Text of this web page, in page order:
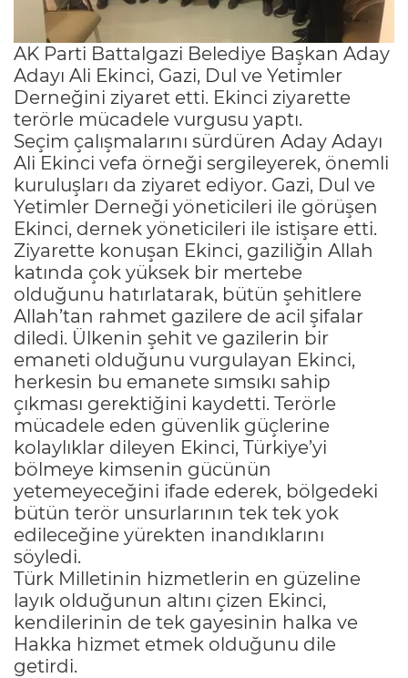
AK Parti Battalgazi Belediye Başkan Aday
Adayı Ali Ekinci, Gazi, Dul ve Yetimler
Derneğini ziyaret etti. Ekinci ziyarette
terörle mücadele vurgusu yaptı.
Seçim çalışmalarını sürdüren Aday Adayı
Ali Ekinci vefa örneği sergileyerek, önemli
kuruluşları da ziyaret ediyor. Gazi, Dul ve
Yetimler Derneği yöneticileri ile görüşen
Ekinci, dernek yöneticileri ile istişare etti.
Ziyarette konuşan Ekinci, gaziliğin Allah
katında çok yüksek bir mertebe
olduğunu hatırlatarak, bütün şehitlere
Allah’tan rahmet gazilere de acil şifalar
diledi. Ülkenin şehit ve gazilerin bir
emaneti olduğunu vurgulayan Ekinci,
herkesin bu emanete sımsıkı sahip
çıkması gerektiğini kaydetti. Terörle
mücadele eden güvenlik güçlerine
kolaylıklar dileyen Ekinci, Türkiye’yi
bölmeye kimsenin gücünün
yetemeyeceğini ifade ederek, bölgedeki
bütün terör unsurlarının tek tek yok
edileceğine yürekten inandıklarını
söyledi.
Türk Milletinin hizmetlerin en güzeline
layık olduğunun altını çizen Ekinci,
kendilerinin de tek gayesinin halka ve
Hakka hizmet etmek olduğunu dile
getirdi.